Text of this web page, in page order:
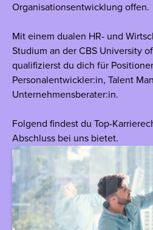
Organisationsentwicklung offen.
Mit einem dualen HR- und
Studium an der CBS University
qualifizierst du dich für
Personalentwickler:in, Talent
Unternehmensberater:in.
Folgend findest du Top-
Abschluss bei uns bietet.